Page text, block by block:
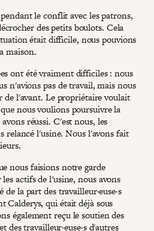
le conflit avec les patrons,
des petits boulots. Cela
était difficile, nous pouvions
maison.
ont été vraiment difficiles : nous
n'avions pas de travail, mais nous
de l'avant. Le propriétaire voulait
nous voulions poursuivre la
réussi. C'est nous, les
relancé l'usine. Nous l'avons fait
nous faisions notre garde
actifs de l'usine, nous avons
la part des travailleur·euse·s
Calderys, qui était déjà sous
également reçu le soutien des
des travailleur·euse·s d'autres